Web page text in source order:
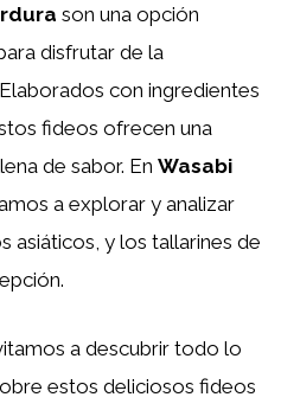
son una opción
disfrutar de la
con ingredientes
fideos ofrecen una
de sabor. En Wasabi
a explorar y analizar
asiáticos, y los tallarines de
a descubrir todo lo
estos deliciosos fideos